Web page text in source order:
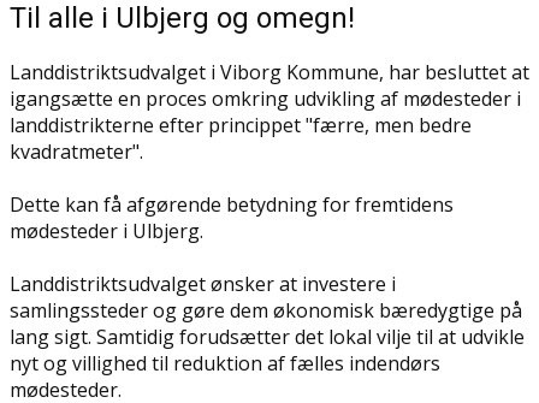
Til alle i Ulbjerg og omegn!
Landdistriktsudvalget i Viborg Kommune, har besluttet at
igangsætte en proces omkring udvikling af mødesteder i
landdistrikterne efter princippet "færre, men bedre
kvadratmeter".
Dette kan få afgørende betydning for fremtidens
mødesteder i Ulbjerg.
Landdistriktsudvalget ønsker at investere i
samlingssteder og gøre dem økonomisk bæredygtige på
lang sigt. Samtidig forudsætter det lokal vilje til at udvikle
nyt og villighed til reduktion af fælles indendørs
mødesteder.